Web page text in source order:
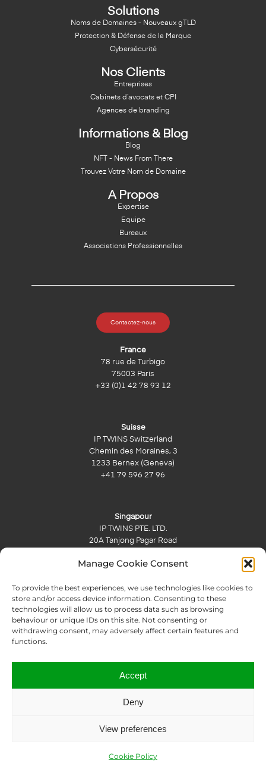
Manage Cookie Consent
To provide the best experiences, we use technologies like cookies to
store and/or access device information. Consenting to these
technologies will allow us to process data such as browsing
behaviour or unique IDs on this site. Not consenting or
withdrawing consent, may adversely affect certain features and
functions.
Accept
Deny
View preferences
Cookie Policy
Solutions
Noms de Domaines - Nouveaux gTLD
Protection & Défense de la Marque
Cybersécurité
Nos Clients
Entreprises
Cabinets d’avocats et CPI
Agences de branding
Informations & Blog
Blog
NFT - News From There
Trouvez Votre Nom de Domaine
A Propos
Expertise
Equipe
Bureaux
Associations Professionnelles
Contactez-nous
France
78 rue de Turbigo
75003 Paris
+33 (0)1 42 78 93 12
Suisse
IP TWINS Switzerland
Chemin des Moraines, 3
1233 Bernex (Geneva)
+41 79 596 27 96
Singapour
IP TWINS PTE. LTD.
20A Tanjong Pagar Road
Hong Kong
Unit C, 8/F, King Palace Plaza
No. 55 King Yip Street
Kwun Tong, Kowloon, Hong Kong
Politique de confidentialité Termes de l’ICANN